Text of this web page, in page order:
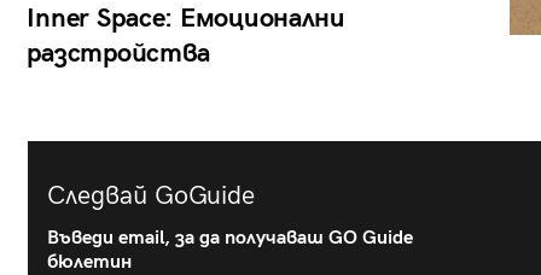
Inner Space: Емоционални
разстройства
Следвай GoGuide
Въведи email, за да получаваш GO Guide
бюлетин